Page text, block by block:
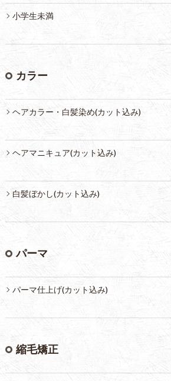
小学生未満
カラー
ヘアカラー・白髪染め(カット込み)
ヘアマニキュア(カット込み)
白髪ぼかし(カット込み)
パーマ
パーマ仕上げ(カット込み)
縮毛矯正